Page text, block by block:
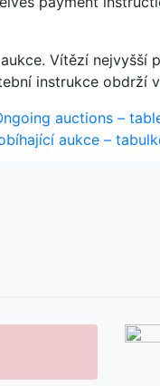
Vítězí
instrukce obdrží
auctions –
aukce –